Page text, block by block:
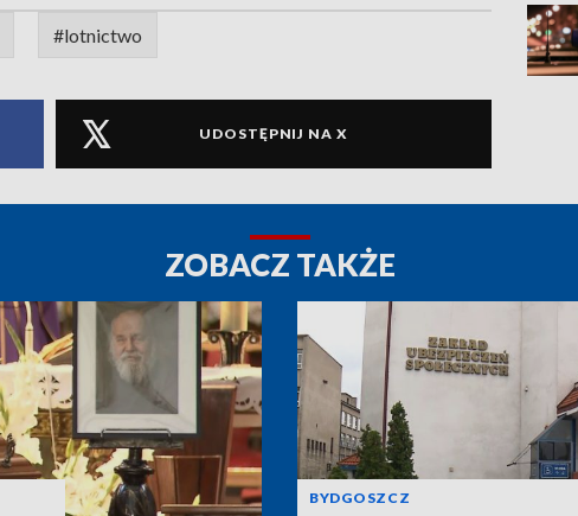
#lotnictwo
UDOSTĘPNIJ NA X
ZOBACZ TAKŻE
BYDGOSZCZ